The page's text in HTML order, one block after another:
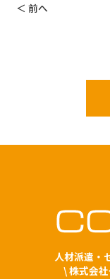
＜ 前へ
人材派遣・
\ 株式会